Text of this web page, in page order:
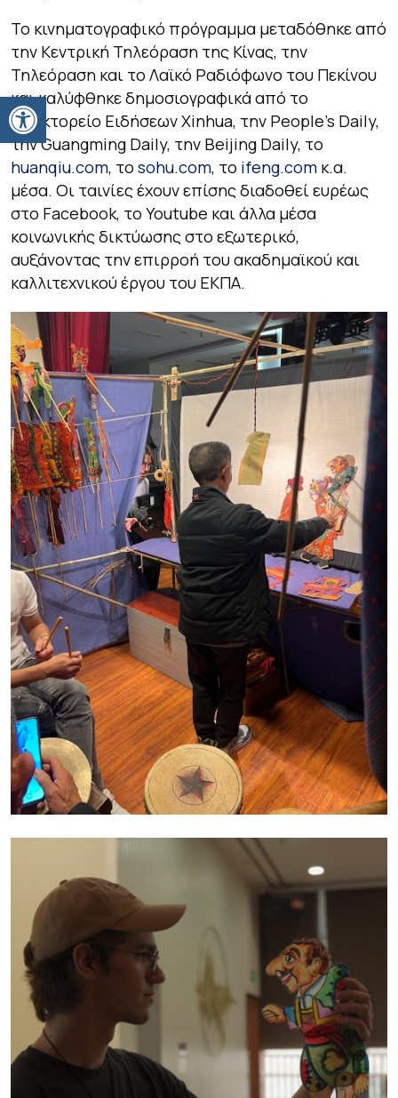
Ανοίξτε τη γραμμή εργαλείων
Το κινηματογραφικό πρόγραμμα μεταδόθηκε από
την Κεντρική Τηλεόραση της Κίνας, την
Τηλεόραση και το Λαϊκό Ραδιόφωνο του Πεκίνου
και καλύφθηκε δημοσιογραφικά από το
Πρακτορείο Ειδήσεων Xinhua, την People’s Daily,
την Guangming Daily, την Beijing Daily, το
huanqiu.com, το sohu.com, το ifeng.com κ.α.
μέσα. Οι ταινίες έχουν επίσης διαδοθεί ευρέως
στο Facebook, το Youtube και άλλα μέσα
κοινωνικής δικτύωσης στο εξωτερικό,
αυξάνοντας την επιρροή του ακαδημαϊκού και
καλλιτεχνικού έργου του ΕΚΠΑ.